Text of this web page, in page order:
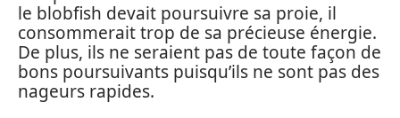
le blobfish devait poursuivre sa proie, il
consommerait trop de sa précieuse énergie.
De plus, ils ne seraient pas de toute façon de
bons poursuivants puisqu’ils ne sont pas des
nageurs rapides.